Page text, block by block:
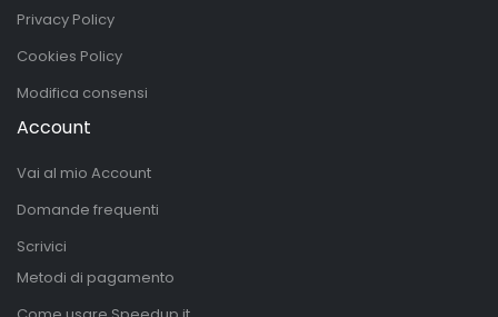
Privacy Policy
Cookies Policy
Modifica consensi
Account
Vai al mio Account
Domande frequenti
Scrivici
Metodi di pagamento